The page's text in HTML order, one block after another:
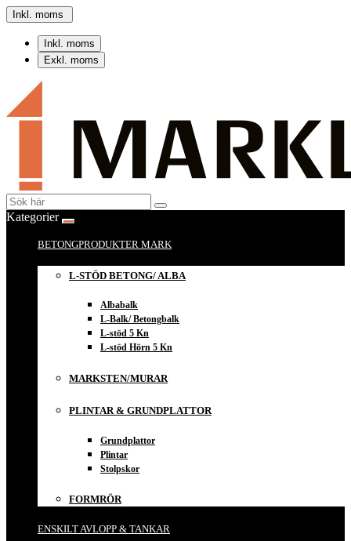
Inkl. moms
Inkl. moms
Exkl. moms
Kategorier
BETONGPRODUKTER MARK
L-STÖD BETONG/ ALBA
Albabalk
L-Balk/ Betongbalk
L-stöd 5 Kn
L-stöd Hörn 5 Kn
MARKSTEN/MURAR
PLINTAR & GRUNDPLATTOR
Grundplattor
Plintar
Stolpskor
FORMRÖR
ENSKILT AVLOPP & TANKAR